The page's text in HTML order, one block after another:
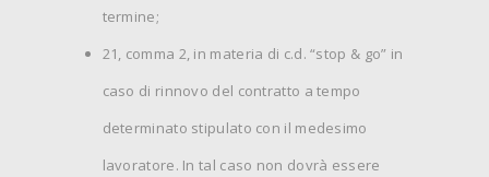
termine;
21, comma 2, in materia di c.d. “stop & go” in
caso di rinnovo del contratto a tempo
determinato stipulato con il medesimo
lavoratore. In tal caso non dovrà essere